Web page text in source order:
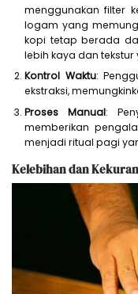
menggunakan filter
logam yang
kopi tetap berada
lebih kaya dan tekstur
Kontrol Waktu:
ekstraksi,
Proses Manual:
memberikan
menjadi ritual pagi
Kelebihan dan